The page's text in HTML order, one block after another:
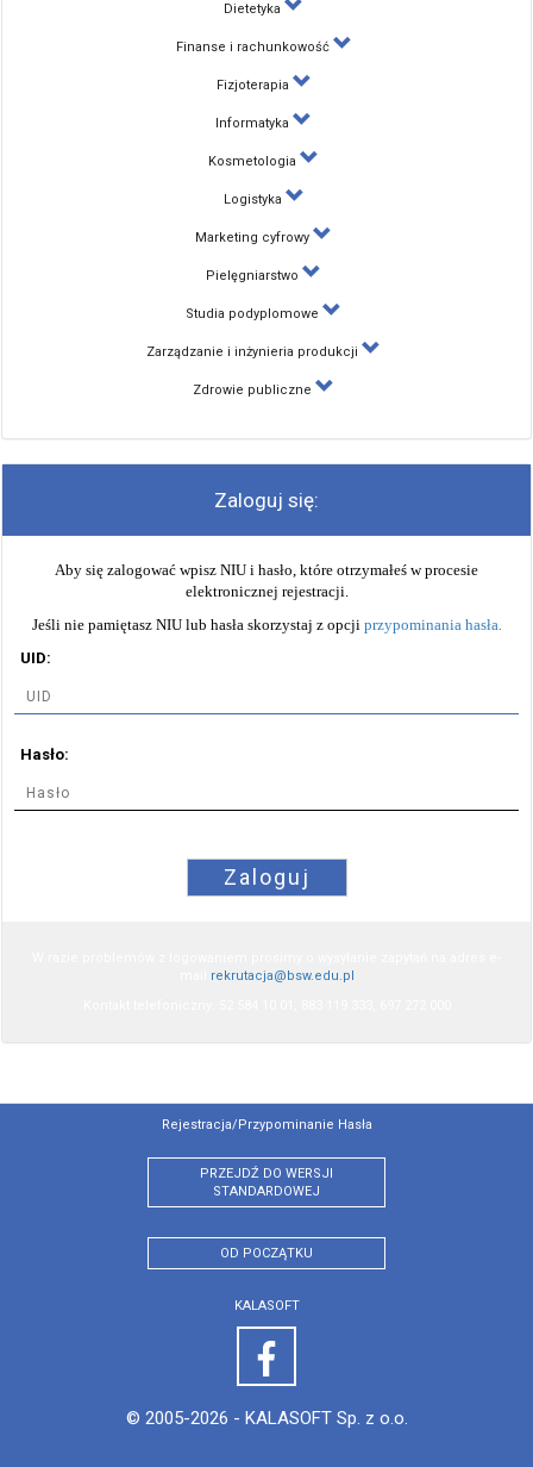
Dietetyka
Finanse i rachunkowość
Fizjoterapia
Informatyka
Kosmetologia
Logistyka
Marketing cyfrowy
Pielęgniarstwo
Studia podyplomowe
Zarządzanie i inżynieria produkcji
Zdrowie publiczne
Zaloguj się:
Aby się zalogować wpisz NIU i hasło, które otrzymałeś w procesie
elektronicznej rejestracji.
Jeśli nie pamiętasz NIU lub hasła skorzystaj z opcji przypominania hasła.
UID:
Hasło:
Zaloguj
rekrutacja@bsw.edu.pl
Rejestracja/przypominanie Hasła
PRZEJDŹ DO WERSJI
STANDARDOWEJ
OD POCZĄTKU
KALASOFT
© 2005-2026 - KALASOFT Sp. z o.o.